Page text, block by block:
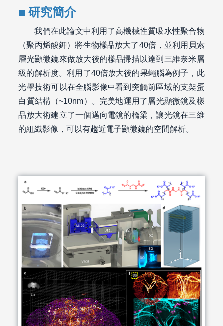
研究簡介
我們在此論文中利用了高機械性質吸水性聚合物
（聚丙烯酸鉀）將生物樣品放大了40倍，並利用貝索
層光顯微鏡來做放大後的樣品掃描以達到三維奈米層
級的解析度。利用了40倍放大後的果蠅腦為例子，此
光學技術可以在全腦影像中看到突觸前區域的支架蛋
白質結構（~10nm）。完美地運用了層光顯微鏡及樣
品放大術建立了一個邁向電鏡的橋梁，讓光鏡在三維
的組織影像，可以有趨近電子顯微鏡的空間解析。